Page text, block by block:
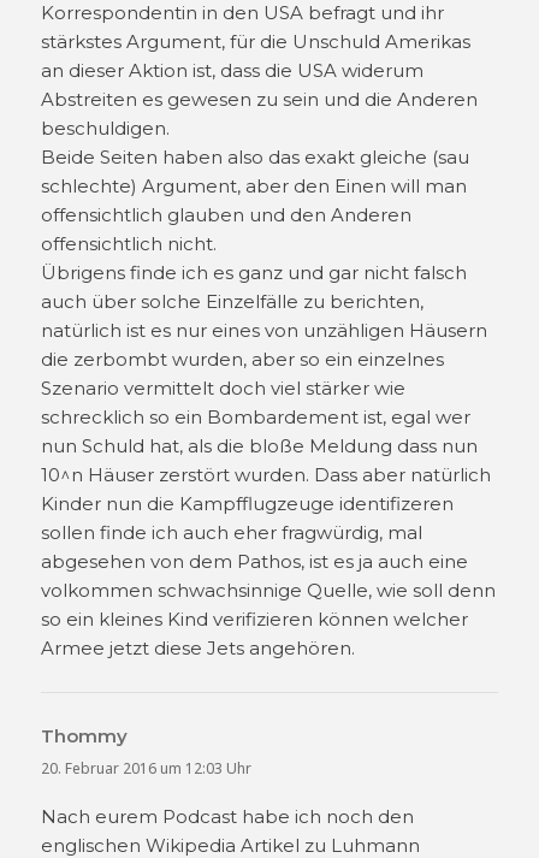
Korrespondentin in den USA befragt und ihr
stärkstes Argument, für die Unschuld Amerikas
an dieser Aktion ist, dass die USA widerum
Abstreiten es gewesen zu sein und die Anderen
beschuldigen.
Beide Seiten haben also das exakt gleiche (sau
schlechte) Argument, aber den Einen will man
offensichtlich glauben und den Anderen
offensichtlich nicht.
Übrigens finde ich es ganz und gar nicht falsch
auch über solche Einzelfälle zu berichten,
natürlich ist es nur eines von unzähligen Häusern
die zerbombt wurden, aber so ein einzelnes
Szenario vermittelt doch viel stärker wie
schrecklich so ein Bombardement ist, egal wer
nun Schuld hat, als die bloße Meldung dass nun
10^n Häuser zerstört wurden. Dass aber natürlich
Kinder nun die Kampfflugzeuge identifizeren
sollen finde ich auch eher fragwürdig, mal
abgesehen von dem Pathos, ist es ja auch eine
volkommen schwachsinnige Quelle, wie soll denn
so ein kleines Kind verifizieren können welcher
Armee jetzt diese Jets angehören.
Thommy
20. Februar 2016 um 12:03 Uhr
Nach eurem Podcast habe ich noch den
englischen Wikipedia Artikel zu Luhmann